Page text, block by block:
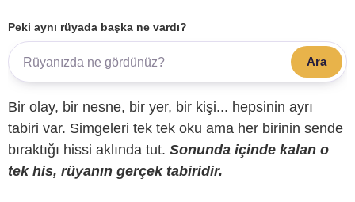
Peki aynı rüyada başka ne vardı?
Ara
Bir olay, bir nesne, bir yer, bir kişi... hepsinin ayrı
tabiri var. Simgeleri tek tek oku ama her birinin sende
bıraktığı hissi aklında tut. Sonunda içinde kalan o
tek his, rüyanın gerçek tabiridir.